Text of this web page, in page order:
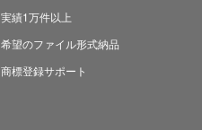
実績1万件以上
希望のファイル形式納品
商標登録サポート